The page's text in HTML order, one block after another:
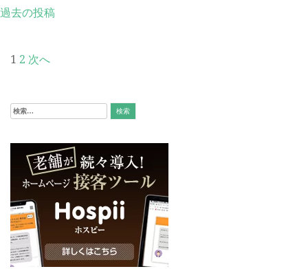
投
ナ
ゲ
シ
ン
過去の投稿
投
の
ー
ジ
送
り
1 2 次へ
検